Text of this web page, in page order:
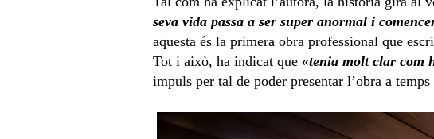
seva vida passa a ser super anormal i
aquesta és la primera obra professional que
Tot i això, ha indicat que «tenia molt clar com
impuls per tal de poder presentar l’obra a temps